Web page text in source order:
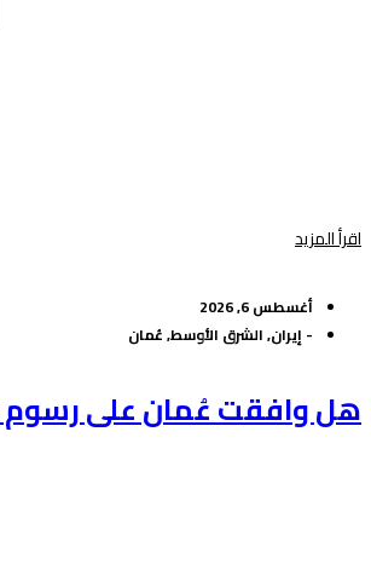
اقرأ المزيد
أغسطس 6, 2026
- إيران,الشرق الأوسط,عُمان
هل وافقت عُمان على رسوم